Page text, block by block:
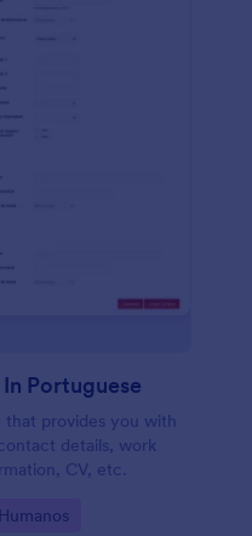
Portuguese
that provides you with
details, work
CV, etc.